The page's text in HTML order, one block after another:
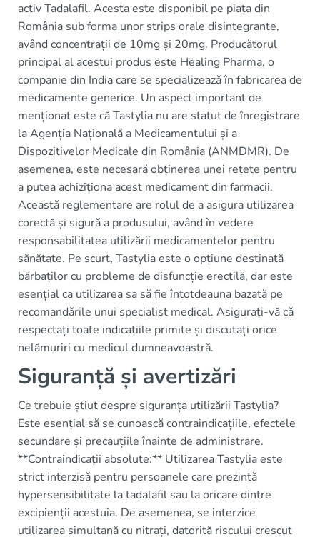
activ Tadalafil. Acesta este disponibil pe piața din
România sub forma unor strips orale disintegrante,
având concentrații de 10mg și 20mg. Producătorul
principal al acestui produs este Healing Pharma, o
companie din India care se specializează în fabricarea de
medicamente generice. Un aspect important de
menționat este că Tastylia nu are statut de înregistrare
la Agenția Națională a Medicamentului și a
Dispozitivelor Medicale din România (ANMDMR). De
asemenea, este necesară obținerea unei rețete pentru
a putea achiziționa acest medicament din farmacii.
Această reglementare are rolul de a asigura utilizarea
corectă și sigură a produsului, având în vedere
responsabilitatea utilizării medicamentelor pentru
sănătate. Pe scurt, Tastylia este o opțiune destinată
bărbaților cu probleme de disfuncție erectilă, dar este
esențial ca utilizarea sa să fie întotdeauna bazată pe
recomandările unui specialist medical. Asigurați-vă că
respectați toate indicațiile primite și discutați orice
nelămuriri cu medicul dumneavoastră.
Siguranță și avertizări
Ce trebuie știut despre siguranța utilizării Tastylia?
Este esențial să se cunoască contraindicațiile, efectele
secundare și precauțiile înainte de administrare.
**Contraindicații absolute:** Utilizarea Tastylia este
strict interzisă pentru persoanele care prezintă
hypersensibilitate la tadalafil sau la oricare dintre
excipienții acestuia. De asemenea, se interzice
utilizarea simultană cu nitrați, datorită riscului crescut